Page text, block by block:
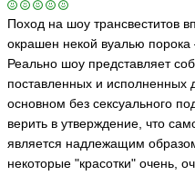
Поход на шоу трансвеститов
окрашен некой вуалью
Реально шоу представляет
поставленных и исполненных
основном без сексуального
верить в утверждение, что
является надлежащим
некоторые "красотки" очень,